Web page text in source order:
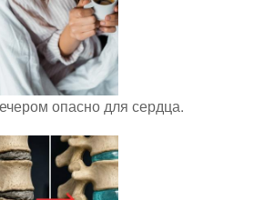
опасно для сердца.